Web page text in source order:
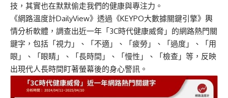
技，其實也在默默偷走我們的健康與專注力。
《網路溫度計DailyView》 透過 《KEYPO大數據關鍵引擎》 輿
情分析軟體，調查出近一年「3C時代健康威脅」的網路熱門關
鍵字，包括「視力」、「不適」、「疲勞」、「過度」、「用
眼」、「眼睛」、「長時間」、「慢性」、「檢查」等，反映
出現代人長時間盯著螢幕後的身心警訊。